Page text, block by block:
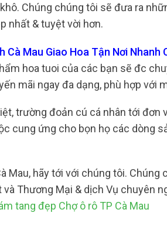
Chúng chúng tôi sẽ đưa ra
nhất & tuyệt vời hơn.
Mau Giao Hoa Tận Nơi Nhanh
hoa tuoi của các bạn sẽ đc
mãi ngay đa dạng, phù hợp với
trường đoản cú cá nhân tới đơn
cung ứng cho bọn họ các dòng
hãy tới với chúng tôi. Chúng
Thương Mại & dịch Vụ chuyên
tang đẹp Chợ ô rô TP Cà Mau